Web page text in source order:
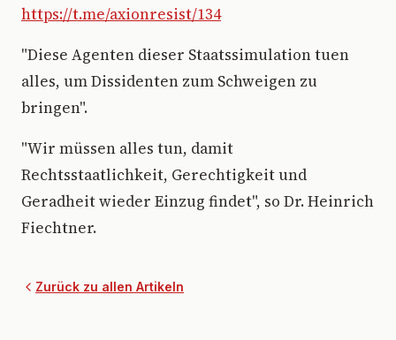
https://t.me/axionresist/134
"Diese Agenten dieser Staatssimulation tuen
alles, um Dissidenten zum Schweigen zu
bringen".
"Wir müssen alles tun, damit
Rechtsstaatlichkeit, Gerechtigkeit und
Geradheit wieder Einzug findet", so Dr. Heinrich
Fiechtner.
Zurück zu allen Artikeln